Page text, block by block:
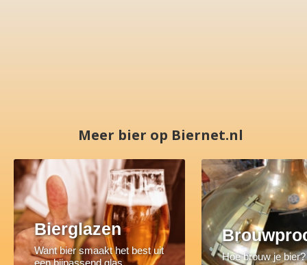
Meer bier op Biernet.nl
Bierglazen
Want bier smaakt het best uit
een bijpassend glas
Hoe brouw je bier?